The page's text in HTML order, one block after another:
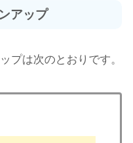
アップ
プは次のとおりです。